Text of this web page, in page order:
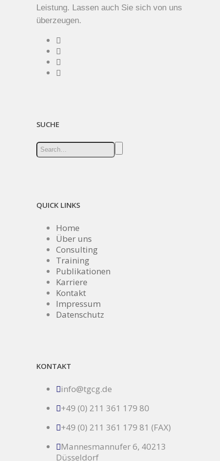
Leistung. Lassen auch Sie sich von uns
überzeugen.
SUCHE
QUICK LINKS
Home
Über uns
Consulting
Training
Publikationen
Karriere
Kontakt
Impressum
Datenschutz
KONTAKT
info@tgcg.de
+49 (0) 211 361 179 80
+49 (0) 211 361 179 81 (FAX)
Mannesmannufer 6, 40213
Düsseldorf